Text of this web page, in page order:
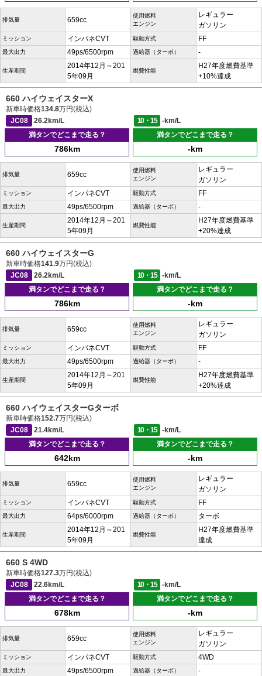
排気量 659cc
使用燃料
エンジン
レギュラー
ガソリン
ミッション インパネCVT 駆動方式 FF
最大出力 49ps/6500rpm 過給器（ターボ） -
生産期間
2014年12月～201
5年09月
燃費性能
H27年度燃費基準
+10%達成
660 ハイウェイスターX
新車時価格134.8万円(税込)
JC08
26.2km/L 10・15
-km/L
満タンでどこまで走る？
786km
満タンでどこまで走る？
-km
排気量 659cc
使用燃料
エンジン
レギュラー
ガソリン
ミッション インパネCVT 駆動方式 FF
最大出力 49ps/6500rpm 過給器（ターボ） -
生産期間
2014年12月～201
5年09月
燃費性能
H27年度燃費基準
+20%達成
660 ハイウェイスターG
新車時価格141.9万円(税込)
JC08
26.2km/L 10・15
-km/L
満タンでどこまで走る？
786km
満タンでどこまで走る？
-km
排気量 659cc
使用燃料
エンジン
レギュラー
ガソリン
ミッション インパネCVT 駆動方式 FF
最大出力 49ps/6500rpm 過給器（ターボ） -
生産期間
2014年12月～201
5年09月
燃費性能
H27年度燃費基準
+20%達成
660 ハイウェイスターGターボ
新車時価格152.7万円(税込)
JC08
21.4km/L 10・15
-km/L
満タンでどこまで走る？
642km
満タンでどこまで走る？
-km
排気量 659cc
使用燃料
エンジン
レギュラー
ガソリン
ミッション インパネCVT 駆動方式 FF
最大出力 64ps/6000rpm 過給器（ターボ） ターボ
生産期間
2014年12月～201
5年09月
燃費性能
H27年度燃費基準
達成
660 S 4WD
新車時価格127.3万円(税込)
JC08
22.6km/L 10・15
-km/L
満タンでどこまで走る？
678km
満タンでどこまで走る？
-km
排気量 659cc
使用燃料
エンジン
レギュラー
ガソリン
ミッション インパネCVT 駆動方式 4WD
最大出力 49ps/6500rpm 過給器（ターボ） -